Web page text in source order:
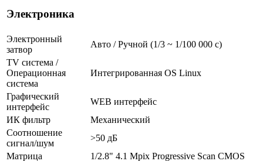
Электроника
Электронный
затвор
Авто / Ручной (1/3 ~ 1/100 000 с)
TV система /
Операционная
система
Интегрированная OS Linux
Графический
интерфейс
WEB интерфейс
ИК фильтр
Механический
Соотношение
сигнал/шум
>50 дБ
Матрица
1/2.8" 4.1 Mpix Progressive Scan CMOS